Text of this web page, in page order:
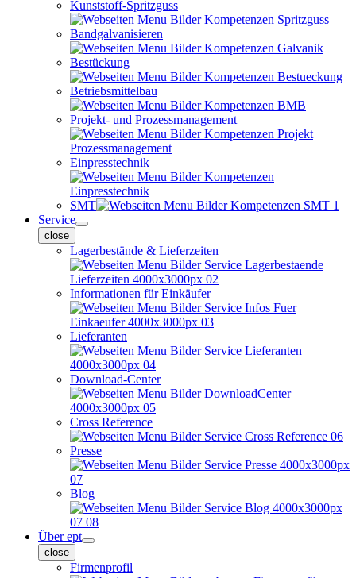
Kunststoff-Spritzguss
Bandgalvanisieren
Bestückung
Betriebsmittelbau
Projekt- und Prozessmanagement
Einpresstechnik
SMT
Service
close
Lagerbestände & Lieferzeiten
Informationen für Einkäufer
Lieferanten
Download-Center
Cross Reference
Presse
Blog
Über ept
close
Firmenprofil